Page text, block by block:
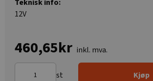
Teknisk info:
12V
460,65kr inkl. mva.
st Kjøp